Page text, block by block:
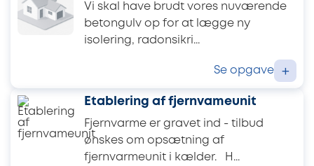
Vi skal have brudt vores nuværende
betongulv op for at lægge ny
isolering, radonsikri...
Se opgave +
Etablering af fjernvameunit
Fjernvarme er gravet ind - tilbud
ønskes om opsætning af
fjernvarmeunit i kælder. H...